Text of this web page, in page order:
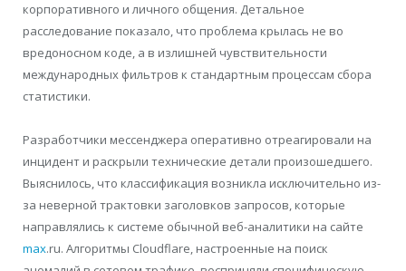
корпоративного и личного общения. Детальное
расследование показало, что проблема крылась не во
вредоносном коде, а в излишней чувствительности
международных фильтров к стандартным процессам сбора
статистики.
Разработчики мессенджера оперативно отреагировали на
инцидент и раскрыли технические детали произошедшего.
Выяснилось, что классификация возникла исключительно из-
за неверной трактовки заголовков запросов, которые
направлялись к системе обычной веб-аналитики на сайте
max.ru. Алгоритмы Cloudflare, настроенные на поиск